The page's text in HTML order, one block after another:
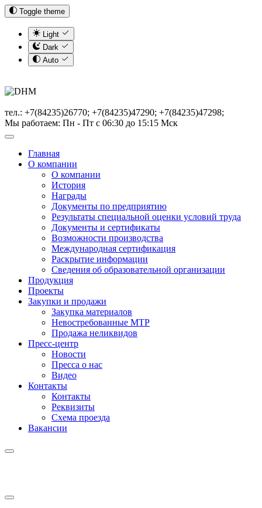
Toggle theme
Light
Dark
Auto
тел.: +7(84235)26770; +7(84235)47290; +7(84235)47298;
Мы работаем: Пн - Пт с 06:30 до 15:15 Мск
Главная
О компании
О компании
История
Награды
Документы по предприятию
Результаты специальной оценки условий труда
Документы и сертификаты
Возможности производства
Международная сертификация
Раскрытие информации
Сведения об образовательной организации
Продукция
Проекты
Закупки и продажи
Закупка материалов
Невостребованные МТР
Продажа неликвидов
Пресс-центр
Новости
Пресса о нас
Видео
Контакты
Контакты
Реквизиты
Схема проезда
Вакансии